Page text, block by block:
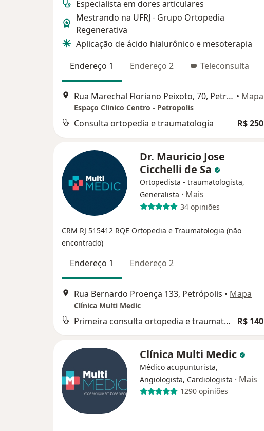
Especialista em dores articulares
Mestrando na UFRJ - Grupo Ortopedia
Regenerativa
Aplicação de ácido hialurônico e mesoterapia
Endereço 1
Endereço 2 Teleconsulta
Rua Marechal Floriano Peixoto, 70, Petrópolis • Mapa
Espaço Clinico Centro - Petropolis
Consulta ortopedia e traumatologia R$ 250
Dr. Mauricio Jose
Cicchelli de Sa
Ortopedista - traumatologista,
Generalista · Mais
34 opiniões
CRM RJ 515412 RQE Ortopedia e Traumatologia (não
encontrado)
Endereço 1 Endereço 2
Rua Bernardo Proença 133, Petrópolis • Mapa
Clínica Multi Medic
Primeira consulta ortopedia e traumatologia R$ 140
Clínica Multi Medic
Médico acupunturista,
Angiologista, Cardiologista · Mais
1290 opiniões